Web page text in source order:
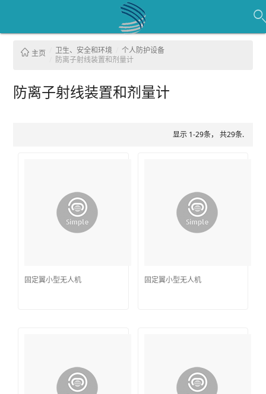
主页 卫生、安全和环境
个人防护设备
防离子射线装置和剂量计
防离子射线装置和剂量计
显示 1-29条， 共29条.
固定翼小型无人机 固定翼小型无人机